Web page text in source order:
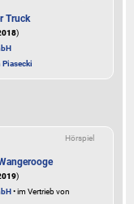
Truck
)
Hörspiel
)
• im Vertrieb von